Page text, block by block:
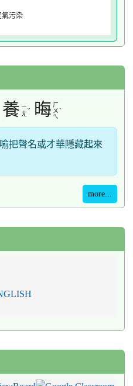
污染
養 ㄧ
ㄤˇ 晦 ㄏ
ㄨ
ㄟ
ˋ
把聲名或才華隱藏起來
more...